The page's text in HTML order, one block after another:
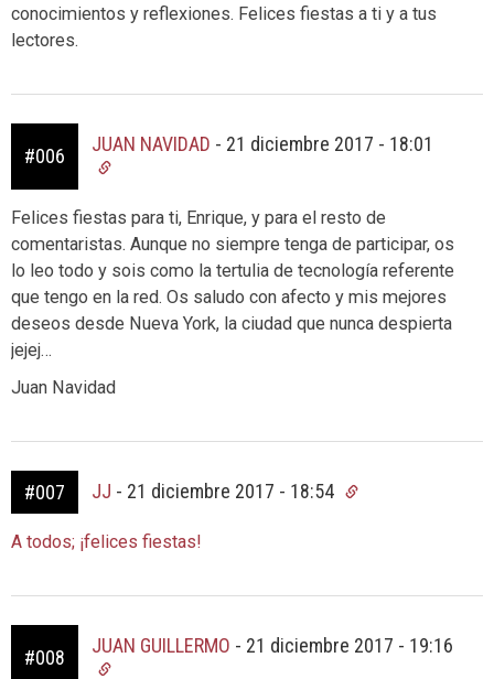
conocimientos y reflexiones. Felices fiestas a ti y a tus
lectores.
#006
JUAN NAVIDAD - 21 diciembre 2017 - 18:01
Felices fiestas para ti, Enrique, y para el resto de
comentaristas. Aunque no siempre tenga de participar, os
lo leo todo y sois como la tertulia de tecnología referente
que tengo en la red. Os saludo con afecto y mis mejores
deseos desde Nueva York, la ciudad que nunca despierta
jejej…
Juan Navidad
#007 JJ - 21 diciembre 2017 - 18:54
A todos; ¡felices fiestas!
#008
JUAN GUILLERMO - 21 diciembre 2017 - 19:16